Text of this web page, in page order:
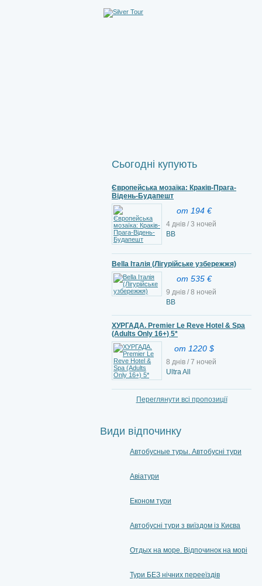
Сьогодні купують
Європейська мозаїка: Краків-Прага-
Відень-Будапешт
от 194 €
4 днів / 3 ночей
ВВ
Bella Італія (Лігурійське узбережжя)
от 535 €
9 днів / 8 ночей
ВВ
ХУРГАДА. Premier Le Reve Hotel & Spa
(Adults Only 16+) 5*
от 1220 $
8 днів / 7 ночей
Ultra All
Переглянути всі пропозиції
Види відпочинку
Автобусные туры. Автобусні тури
Авіатури
Економ тури
Автобусні тури з виїздом із Києва
Отдых на море. Відпочинок на морі
Тури БЕЗ нічних перееїздів